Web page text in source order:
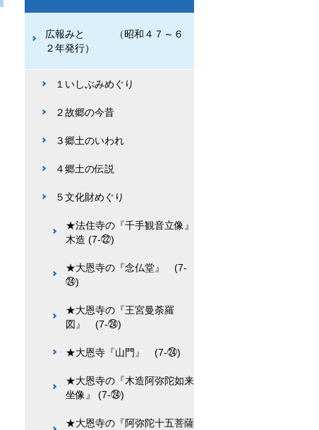
広報みと （昭和４７～６
２年発行）
１いしぶみめぐり
２故郷の今昔
３郷土のいわれ
４郷土の伝説
５文化財めぐり
★法住寺の『千手観音立像』
木造 (7-㉒)
★大恩寺の『念仏堂』 (7-
㉔)
★大恩寺の『王宮曼荼羅
図』 (7-㉔)
★大恩寺『山門』 (7-㉔)
★大恩寺の『木造阿弥陀如来
坐像』 (7-㉔)
★大恩寺の『阿弥陀十五菩薩